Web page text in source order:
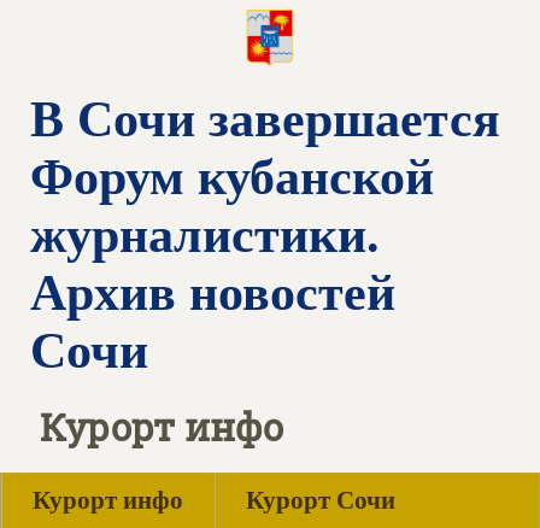
В Сочи завершается
Форум кубанской
журналистики.
Архив новостей
Сочи
Курорт инфо
Курорт инфо Курорт Сочи